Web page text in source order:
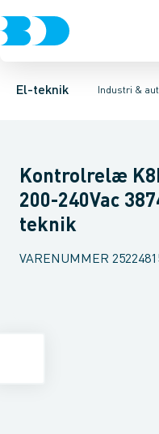
El-teknik Industri &
Afbrydere, stikkontakter
Industristiksystemer
Tidsrelæ
Kontrolrelæ
200-240Vac
teknik
VARENUMMER